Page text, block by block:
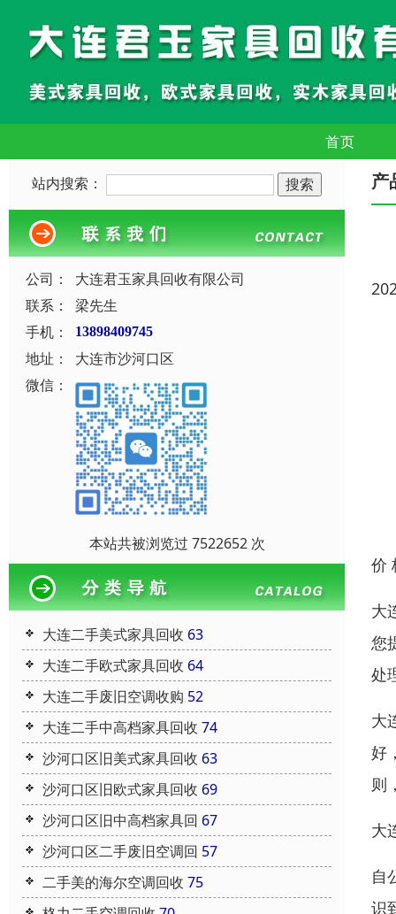
首页
站内搜索：
公司：
大连君玉家具回收有限公司
联系：
梁先生
手机：
13898409745
地址：
大连市沙河口区
微信：
本站共被浏览过 7522652 次
大连二手美式家具回收 63
大连二手欧式家具回收 64
大连二手废旧空调收购 52
大连二手中高档家具回收 74
沙河口区旧美式家具回收 63
沙河口区旧欧式家具回收 69
沙河口区旧中高档家具回 67
沙河口区二手废旧空调回 57
二手美的海尔空调回收 75
产
价
大
您
处
大
好
则
大
自
识